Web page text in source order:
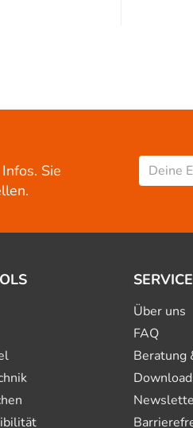
Sie
SERVICE
Über uns
FAQ
Beratung